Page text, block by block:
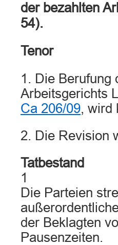
der bezahlten
54).
Tenor
1. Die Berufung
Arbeitsgerichts
Ca 206/09, wird
2. Die Revision
Tatbestand
1
Die Parteien
der Beklagten
Pausenzeiten.